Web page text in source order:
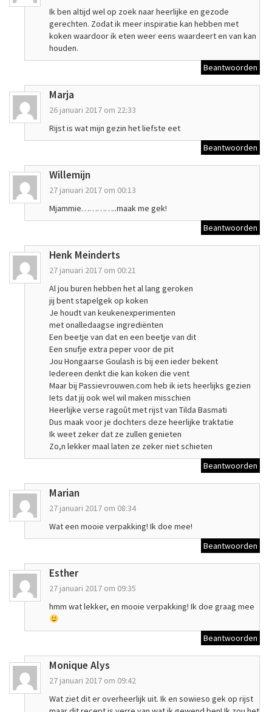
Ik ben altijd wel op zoek naar heerlijke en gezode
gerechten. Zodat ik meer inspiratie kan hebben met
koken waardoor ik eten weer eens waardeert en van kan
houden.
Beantwoorden
Marja
26 januari 2017 om 22:33
Rijst is wat mijn gezin het liefste eet
Beantwoorden
Willemijn
27 januari 2017 om 00:13
Mjammie…………..maak me gek!
Beantwoorden
Henk Meinderts
27 januari 2017 om 00:21
Al jou buren hebben het al lang geroken
jij bent stapelgek op koken
Je houdt van keukenexperimenten
met onalledaagse ingrediënten
Een beetje van dat en een beetje van dit
Een snufje extra peper voor de pit
Jou Hongaarse Goulash is bij een ieder bekent
Iedereen denkt die kan koken die vent
Maar bij Passievrouwen.com heb ik iets heerlijks gezien
Iets dat jij ook wel wil maken misschien
Heerlijke verse ragoût met rijst van Tilda Basmati
Dus maak voor je dochters deze heerlijke traktatie
Ik weet zeker dat ze zullen genieten
Zo,n lekker maal laten ze zeker niet schieten
Beantwoorden
Marian
27 januari 2017 om 08:34
Wat een mooie verpakking! Ik doe mee!
Beantwoorden
Esther
27 januari 2017 om 09:35
hmm wat lekker, en mooie verpakking! Ik doe graag mee
Beantwoorden
Monique Alys
27 januari 2017 om 09:42
Wat ziet dit er overheerlijk uit. Ik en sowieso gek op rijst